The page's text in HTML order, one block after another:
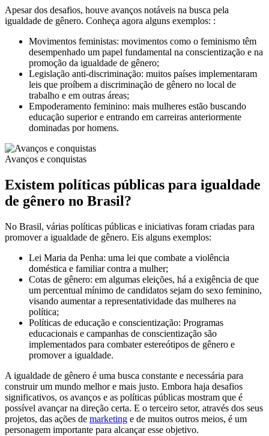
Apesar dos desafios, houve avanços notáveis na busca pela
igualdade de gênero. Conheça agora alguns exemplos: :
Movimentos feministas: movimentos como o feminismo têm
desempenhado um papel fundamental na conscientização e na
promoção da igualdade de gênero;
Legislação anti-discriminação: muitos países implementaram
leis que proíbem a discriminação de gênero no local de
trabalho e em outras áreas;
Empoderamento feminino: mais mulheres estão buscando
educação superior e entrando em carreiras anteriormente
dominadas por homens.
Avanços e conquistas
Existem políticas públicas para igualdade
de gênero no Brasil?
No Brasil, várias políticas públicas e iniciativas foram criadas para
promover a igualdade de gênero. Eis alguns exemplos:
Lei Maria da Penha: uma lei que combate a violência
doméstica e familiar contra a mulher;
Cotas de gênero: em algumas eleições, há a exigência de que
um percentual mínimo de candidatos sejam do sexo feminino,
visando aumentar a representatividade das mulheres na
política;
Políticas de educação e conscientização: Programas
educacionais e campanhas de conscientização são
implementados para combater estereótipos de gênero e
promover a igualdade.
A igualdade de gênero é uma busca constante e necessária para
construir um mundo melhor e mais justo. Embora haja desafios
significativos, os avanços e as políticas públicas mostram que é
possível avançar na direção certa. E o terceiro setor, através dos seus
projetos, das ações de marketing e de muitos outros meios, é um
personagem importante para alcançar esse objetivo.